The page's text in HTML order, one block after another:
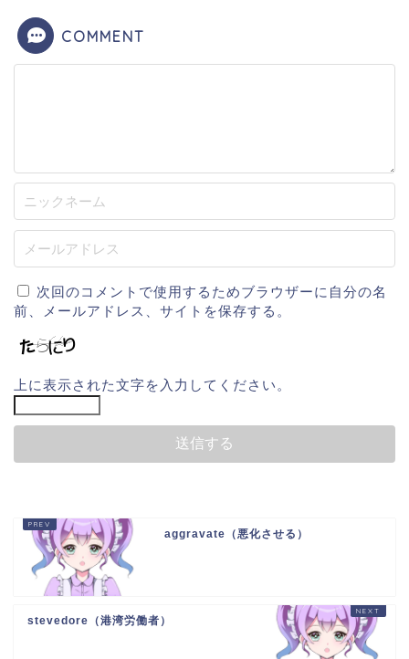
COMMENT
次回のコメントで使用するためブラウザーに自分の名
前、メールアドレス、サイトを保存する。
上に表示された文字を入力してください。
aggravate（悪化させる）
stevedore（港湾労働者）